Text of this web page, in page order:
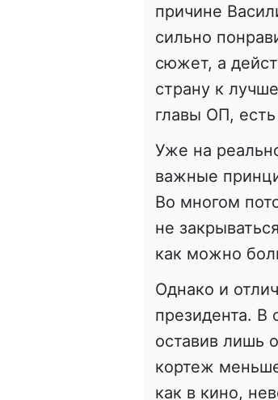
причине
сильно
сюжет, а
страну к
главы ОП,
Уже на
важные
Во многом
не
как можно
Однако и
президента. В
оставив лишь
кортеж
как в кино,